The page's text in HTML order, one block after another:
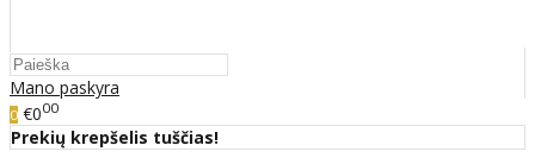
Mano paskyra
0 €000
Prekių krepšelis tuščias!